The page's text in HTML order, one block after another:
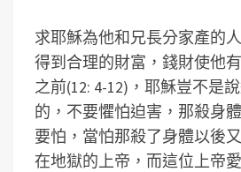
求耶穌為他和兄長分家產的
得到合理的財富，錢財使他
之前(12: 4-12)，耶穌豈不是
的，不要懼怕迫害，那殺身
要怕，當怕那殺了身體以後
在地獄的上帝，而這位上帝